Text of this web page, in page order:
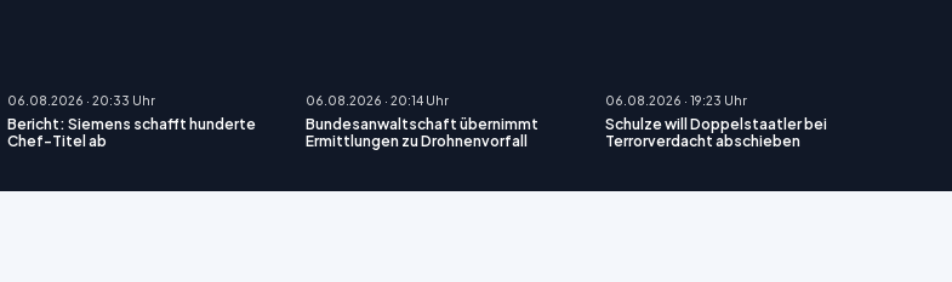
06.08.2026 · 20:33 Uhr
Bericht: Siemens schafft hunderte
Chef-Titel ab
06.08.2026 · 20:14 Uhr
Bundesanwaltschaft übernimmt
Ermittlungen zu Drohnenvorfall
06.08.2026 · 19:23 Uhr
Schulze will Doppelstaatler bei
Terrorverdacht abschieben